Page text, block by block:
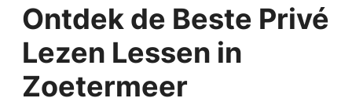
Ontdek de Beste Privé
Lezen Lessen in
Zoetermeer